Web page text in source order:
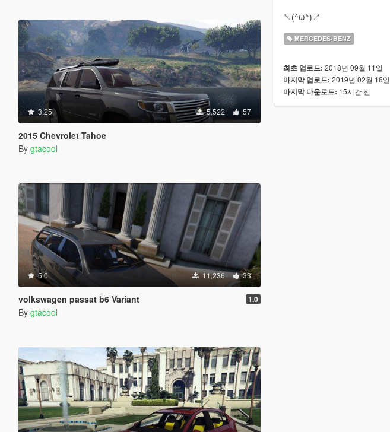
3.25 5,522 57
2015 Chevrolet Tahoe
By gtacool
5.0 11,236 33
volkswagen passat b6 Variant 1.0
By gtacool
↖(^ω^)↗
MERCEDES-BENZ
최초 업로드: 2018년 09월 11일
마지막 업로드: 2019년 02월 16일
마지막 다운로드: 15시간 전